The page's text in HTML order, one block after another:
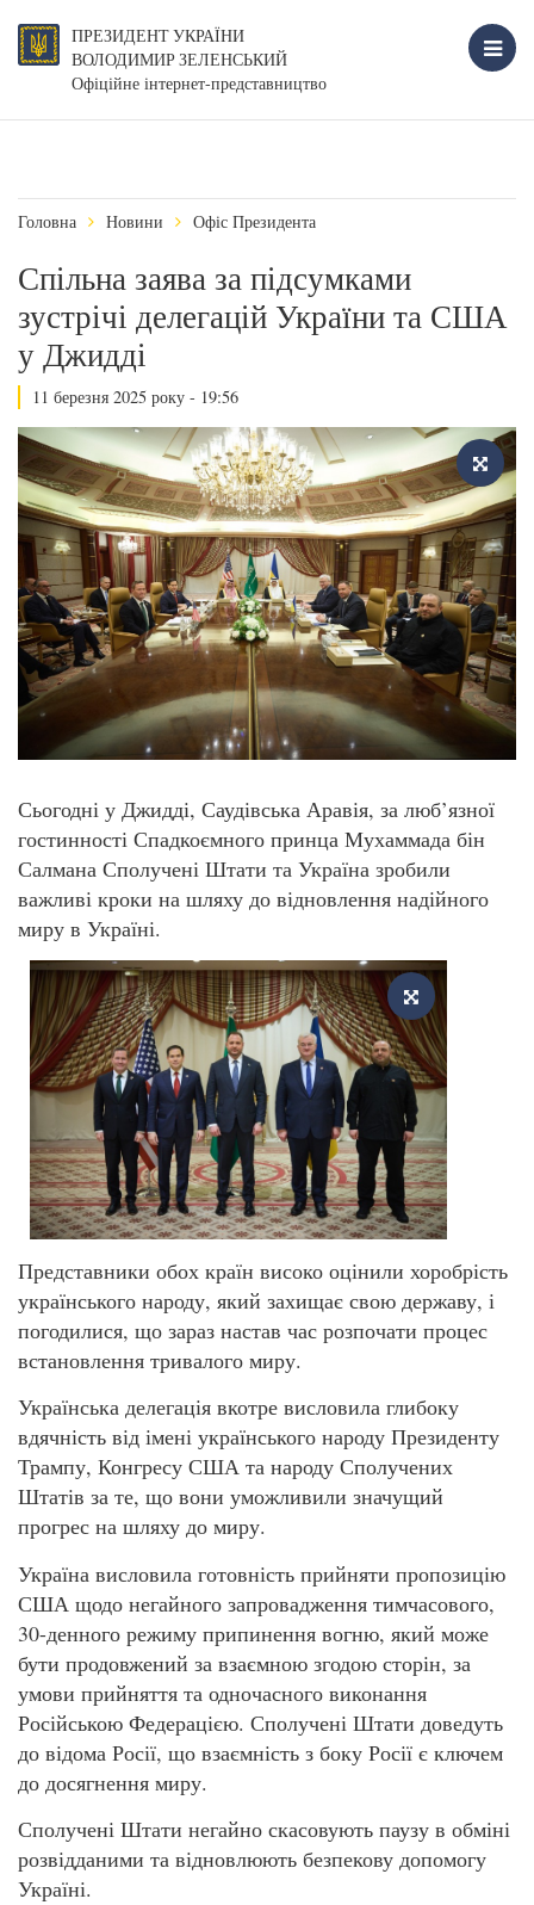
ПРЕЗИДЕНТ УКРАЇНИ
ВОЛОДИМИР ЗЕЛЕНСЬКИЙ
Офіційне інтернет-представництво
Головна Новини Офіс Президента
Спільна заява за підсумками
зустрічі делегацій України та США
у Джидді
11 березня 2025 року - 19:56
Сьогодні у Джидді, Саудівська Аравія, за люб’язної
гостинності Спадкоємного принца Мухаммада бін
Салмана Сполучені Штати та Україна зробили
важливі кроки на шляху до відновлення надійного
миру в Україні.
Представники обох країн високо оцінили хоробрість
українського народу, який захищає свою державу, і
погодилися, що зараз настав час розпочати процес
встановлення тривалого миру.
Українська делегація вкотре висловила глибоку
вдячність від імені українського народу Президенту
Трампу, Конгресу США та народу Сполучених
Штатів за те, що вони уможливили значущий
прогрес на шляху до миру.
Україна висловила готовність прийняти пропозицію
США щодо негайного запровадження тимчасового,
30-денного режиму припинення вогню, який може
бути продовжений за взаємною згодою сторін, за
умови прийняття та одночасного виконання
Російською Федерацією. Сполучені Штати доведуть
до відома Росії, що взаємність з боку Росії є ключем
до досягнення миру.
Сполучені Штати негайно скасовують паузу в обміні
розвідданими та відновлюють безпекову допомогу
Україні.